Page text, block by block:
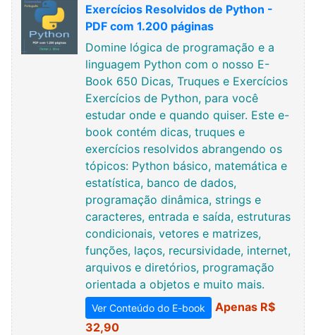
Exercícios Resolvidos de Python -
PDF com 1.200 páginas
Domine lógica de programação e a
linguagem Python com o nosso E-
Book 650 Dicas, Truques e Exercícios
Exercícios de Python, para você
estudar onde e quando quiser. Este e-
book contém dicas, truques e
exercícios resolvidos abrangendo os
tópicos: Python básico, matemática e
estatística, banco de dados,
programação dinâmica, strings e
caracteres, entrada e saída, estruturas
condicionais, vetores e matrizes,
funções, laços, recursividade, internet,
arquivos e diretórios, programação
orientada a objetos e muito mais.
Ver Conteúdo do E-book
Apenas R$
32,90